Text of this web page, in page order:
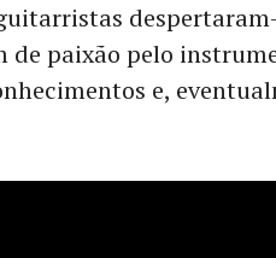
de paixão pelo
e,